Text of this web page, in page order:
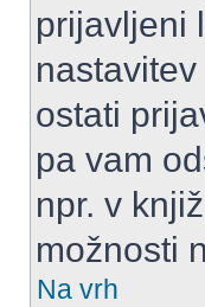
prijavljeni
ostati
pa vam
npr. v
možnosti
Na vrh